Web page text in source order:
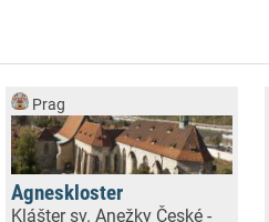
Prag
Agneskloster
Klášter sv. Anežky České -